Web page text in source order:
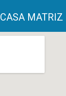
CASA MATRIZ